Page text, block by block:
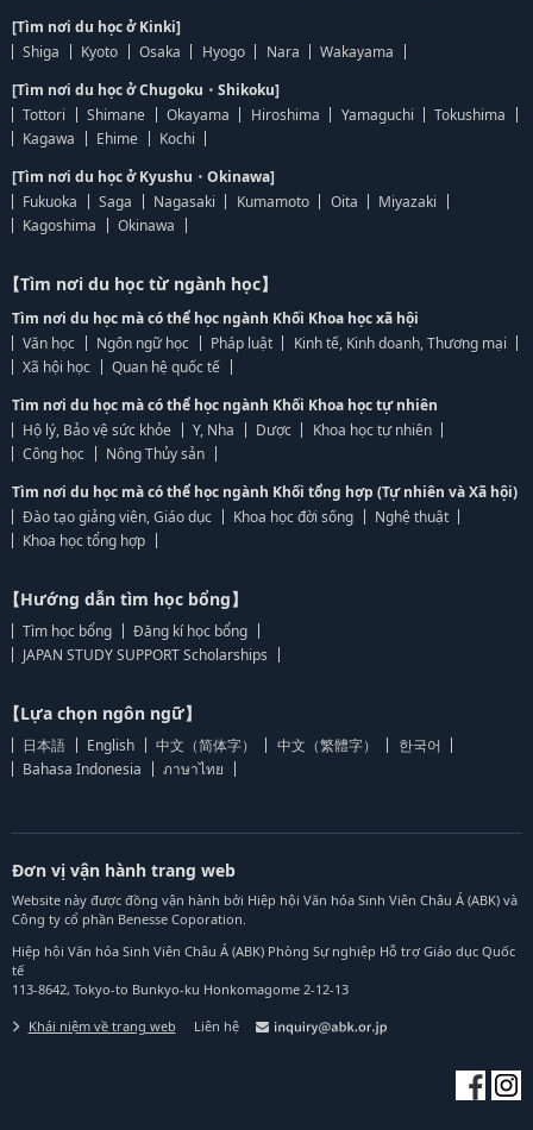
[Tìm nơi du học ở Kinki]
Shiga
Kyoto Osaka Hyogo Nara
Wakayama
[Tìm nơi du học ở Chugoku・Shikoku]
Tottori
Shimane Okayama Hiroshima Yamaguchi
Tokushima
Kagawa
Ehime
Kochi
[Tìm nơi du học ở Kyushu・Okinawa]
Fukuoka
Saga Nagasaki Kumamoto Oita
Miyazaki
Kagoshima
Okinawa
【Tìm nơi du học từ ngành học】
Tìm nơi du học mà có thể học ngành Khối Khoa học xã hội
Văn học
Ngôn ngữ học Pháp luật
Kinh tế, Kinh doanh, Thương mại
Xã hội học
Quan hệ quốc tế
Tìm nơi du học mà có thể học ngành Khối Khoa học tự nhiên
Hộ lý, Bảo vệ sức khỏe
Y, Nha Dược
Khoa học tự nhiên
Công học
Nông Thủy sản
Tìm nơi du học mà có thể học ngành Khối tổng hợp (Tự nhiên và Xã hội)
Đào tạo giảng viên, Giáo dục
Khoa học đời sống
Nghệ thuật
Khoa học tổng hợp
【Hướng dẫn tìm học bổng】
Tìm học bổng
Đăng kí học bổng
JAPAN STUDY SUPPORT Scholarships
【Lựa chọn ngôn ngữ】
日本語 English 中文（简体字） 中文（繁體字）
한국어
Bahasa Indonesia
ภาษาไทย
Đơn vị vận hành trang web
Website này được đồng vận hành bởi Hiệp hội Văn hóa Sinh Viên Châu Á (ABK) và
Công ty cổ phần Benesse Coporation.
Hiệp hội Văn hóa Sinh Viên Châu Á (ABK) Phòng Sự nghiệp Hỗ trợ Giáo dục Quốc
tế
113-8642, Tokyo-to Bunkyo-ku Honkomagome 2-12-13
Khái niệm về trang web Liên hệ